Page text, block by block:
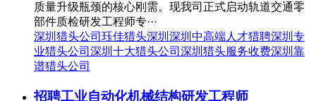
质量升级瓶颈的核心刚需。现我司正式启动轨道交通零
部件质检研发工程师专···
深圳猎头公司 珏佳猎头深圳 深圳中高端人才猎聘深圳专
业猎头公司 深圳十大猎头公司 深圳猎头服务收费深圳靠
谱猎头公司
招聘工业自动化机械结构研发工程师